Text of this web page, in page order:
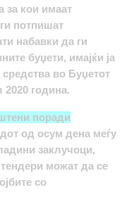
за кои имаат
потпишат
набавки да ги
буџети, имајќи ја
во Буџетот
година.
поради
од осум дена меѓу
заклучоци,
можат да се
со